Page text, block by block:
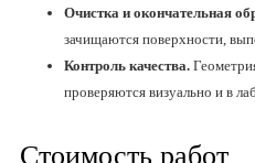
Очистка и окончательная
зачищаются поверхности,
Контроль качества.
проверяются визуально и в
Стоимость работ